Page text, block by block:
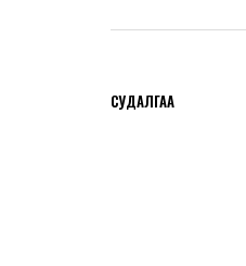
СУДАЛГАА